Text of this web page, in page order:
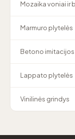
Mozaika voniai ir
Marmuro plytelės
Betono
Lappato plytelės
Vinilinės grindys